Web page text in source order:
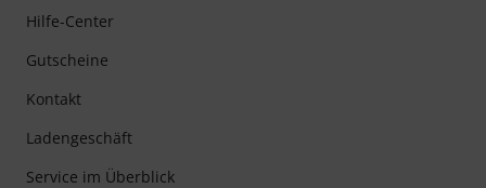
Hilfe-Center
Gutscheine
Kontakt
Ladengeschäft
Service im Überblick